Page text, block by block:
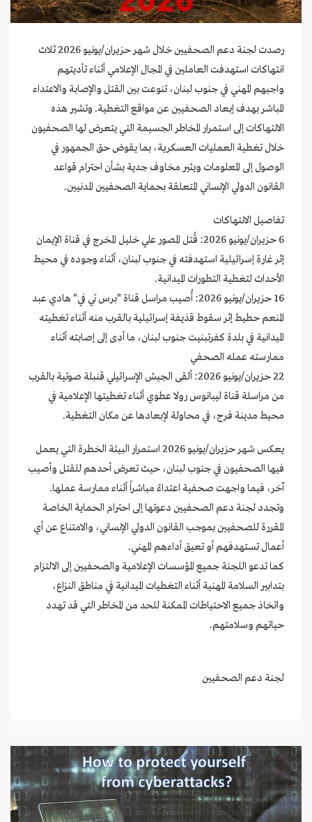
رصدت لجنة دعم الصحفيين خلال شهر حزيران/يونيو 2026 ثلاث
انتهاكات استهدفت العاملين في المجال الإعلامي أثناء تأديتهم
واجبهم المهني في جنوب لبنان، تنوعت بين القتل والإصابة والاعتداء
المباشر بهدف إبعاد الصحفيين عن مواقع التغطية. وتشير هذه
الانتهاكات إلى استمرار المخاطر الجسيمة التي يتعرض لها الصحفيون
خلال تغطية العمليات العسكرية، بما يقوض حق الجمهور في
الوصول إلى المعلومات ويثير مخاوف جدية بشأن احترام قواعد
القانون الدولي الإنساني المتعلقة بحماية الصحفيين المدنيين.
تفاصيل الانتهاكات
6 حزيران/يونيو 2026: قُتل المصور علي خليل المخرج في قناة الإيمان
إثر غارة إسرائيلية استهدفته في جنوب لبنان، أثناء وجوده في محيط
الأحداث لتغطية التطورات الميدانية.
16 حزيران/يونيو 2026: أُصيب مراسل قناة "برس تي في" هادي عبد
المنعم حطيط إثر سقوط قذيفة إسرائيلية بالقرب منه أثناء تغطيته
الميدانية في بلدة كفرتبنيت جنوب لبنان، ما أدى إلى إصابته أثناء
ممارسته عمله الصحفي
22 حزيران/يونيو 2026: ألقى الجيش الإسرائيلي قنبلة صوتية بالقرب
من مراسلة قناة ليبانوس رولا عطوي أثناء تغطيتها الإعلامية في
محيط مدينة فرح، في محاولة لإبعادها عن مكان التغطية.
يعكس شهر حزيران/يونيو 2026 استمرار البيئة الخطرة التي يعمل
فيها الصحفيون في جنوب لبنان، حيث تعرض أحدهم للقتل وأصيب
آخر، فيما واجهت صحفية اعتداءً مباشراً أثناء ممارسة عملها.
وتجدد لجنة دعم الصحفيين دعوتها إلى احترام الحماية الخاصة
المقررة للصحفيين بموجب القانون الدولي الإنساني، والامتناع عن أي
أعمال تستهدفهم أو تعيق أداءهم المهني.
كما تدعو اللجنة جميع المؤسسات الإعلامية والصحفيين إلى الالتزام
بتدابير السلامة المهنية أثناء التغطيات الميدانية في مناطق النزاع،
واتخاذ جميع الاحتياطات الممكنة للحد من المخاطر التي قد تهدد
حياتهم وسلامتهم.
لجنة دعم الصحفيين